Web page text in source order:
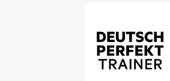
Inhalt